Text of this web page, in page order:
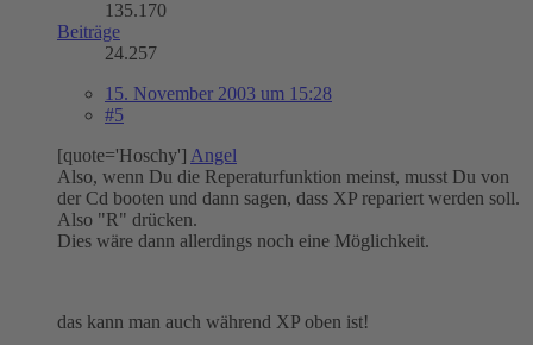
135.170
Beiträge
24.257
15. November 2003 um 15:28
#5
[quote='Hoschy'] Angel
Also, wenn Du die Reperaturfunktion meinst, musst Du von
der Cd booten und dann sagen, dass XP repariert werden soll.
Also "R" drücken.
Dies wäre dann allerdings noch eine Möglichkeit.
das kann man auch während XP oben ist!